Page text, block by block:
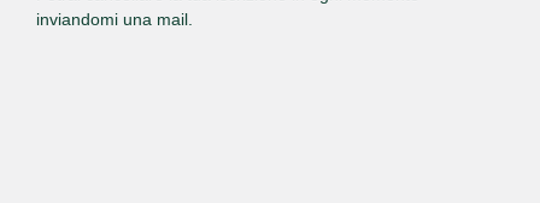
inviandomi una mail.